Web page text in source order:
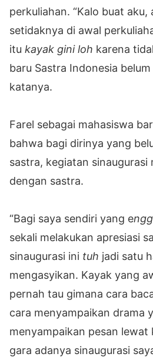
perkuliahan. “Kalo buat aku,
setidaknya di awal
itu kayak gini loh karena
baru Sastra Indonesia belum
katanya.
Farel sebagai mahasiswa
bahwa bagi dirinya yang
sastra, kegiatan
dengan sastra.
“Bagi saya sendiri yang e
sekali melakukan apresiasi
sinaugurasi ini tuh jadi satu
mengasyikan. Kayak yang
pernah tau gimana cara
cara menyampaikan drama
menyampaikan pesan
gara adanya sinaugurasi